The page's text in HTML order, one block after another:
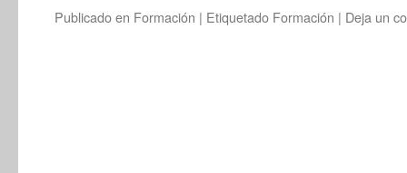
Publicado en Formación | Etiquetado Formación | Deja un